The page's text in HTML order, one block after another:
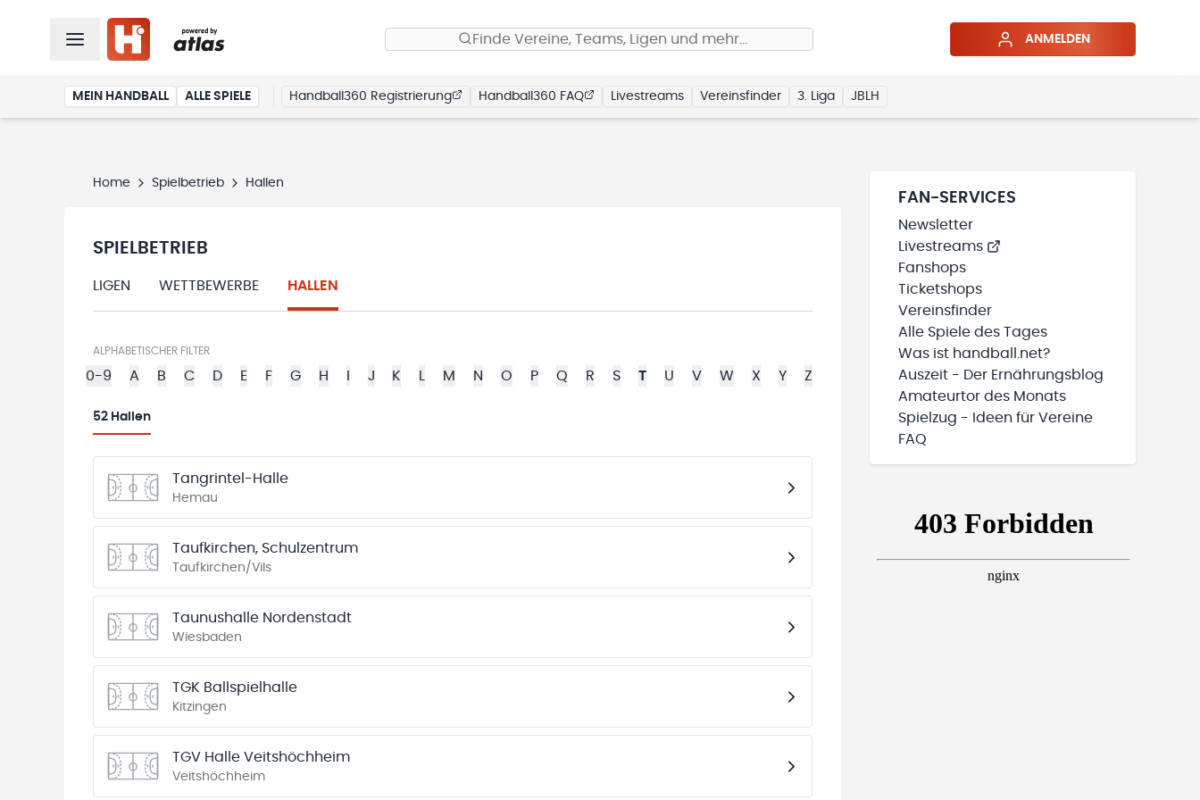
Finde Vereine, Teams, Ligen und mehr… ANMELDEN
MEIN HANDBALL ALLE SPIELE Handball360 Registrierung Handball360 FAQ Livestreams Vereinsfinder 3. Liga JBLH
Home Spielbetrieb Hallen
SPIELBETRIEB
LIGEN WETTBEWERBE HALLEN
ALPHABETISCHER FILTER
0-9 A B C D E F G H J K M N O P Q R S T U V W X Y Z
52 Hallen
Tangrintel-Halle
Hemau
Taufkirchen, Schulzentrum
Taufkirchen/Vils
Taunushalle Nordenstadt
Wiesbaden
TGK Ballspielhalle
Kitzingen
TGV Halle Veitshöchheim
Veitshöchheim
FAN-SERVICES
Newsletter
Livestreams
Fanshops
Ticketshops
Vereinsfinder
Alle Spiele des Tages
Was ist handball.net?
Auszeit - Der Ernährungsblog
Amateurtor des Monats
Spielzug - Ideen für Vereine
FAQ